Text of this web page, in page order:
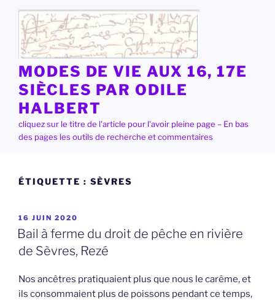
contenu
principal
MODES DE VIE AUX 16, 17E
SIÈCLES PAR ODILE
HALBERT
cliquez sur le titre de l'article pour l'avoir pleine page – En bas
des pages les outils de recherche et commentaires
ÉTIQUETTE : SÈVRES
PUBLIÉ
LE
16 JUIN 2020
Bail à ferme du droit de pêche en rivière
de Sèvres, Rezé
Nos ancêtres pratiquaient plus que nous le carême, et
ils consommaient plus de poissons pendant ce temps,